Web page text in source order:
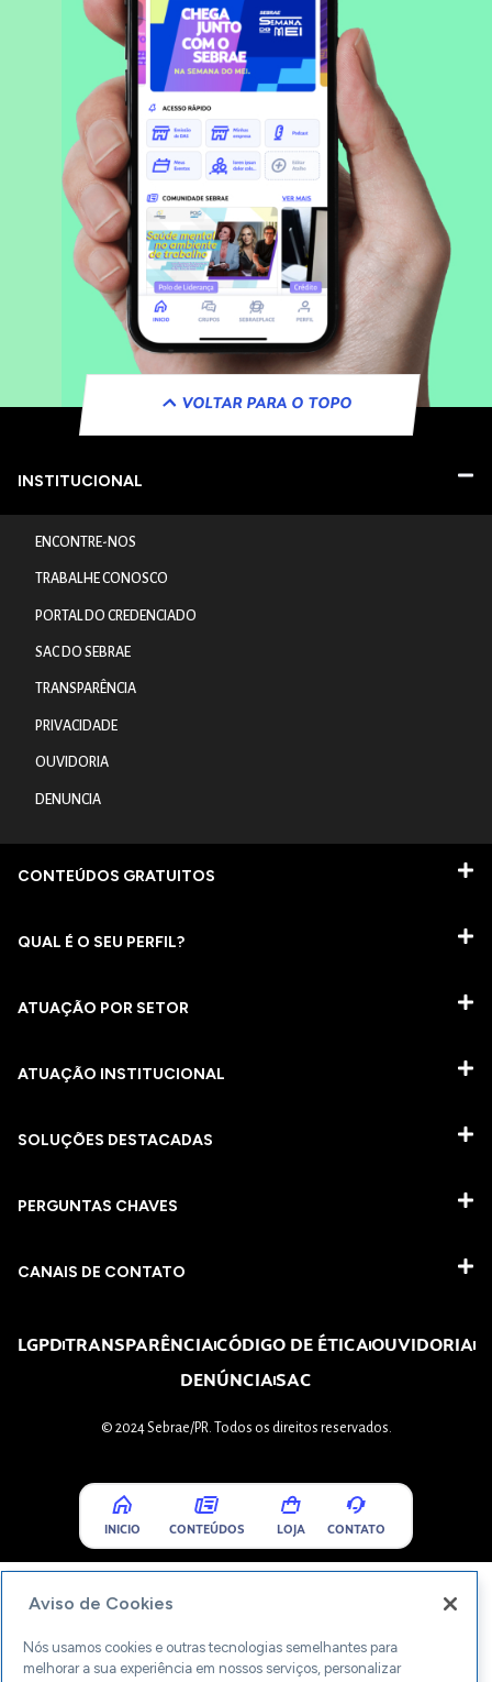
VOLTAR PARA O TOPO
INSTITUCIONAL
ENCONTRE-NOS
TRABALHE CONOSCO
PORTAL DO CREDENCIADO
SAC DO SEBRAE
TRANSPARÊNCIA
PRIVACIDADE
OUVIDORIA
DENUNCIA
CONTEÚDOS GRATUITOS
QUAL É O SEU PERFIL?
ATUAÇÃO POR SETOR
ATUAÇÃO INSTITUCIONAL
SOLUÇÕES DESTACADAS
PERGUNTAS CHAVES​
CANAIS DE CONTATO
LGPDTRANSPARÊNCIACÓDIGO DE ÉTICAOUVIDORIA
DENÚNCIASAC
© 2024 Sebrae/PR. Todos os direitos reservados.
INICIO CONTEÚDOS LOJA CONTATO
Aviso de Cookies
Nós usamos cookies e outras tecnologias semelhantes para
melhorar a sua experiência em nossos serviços, personalizar